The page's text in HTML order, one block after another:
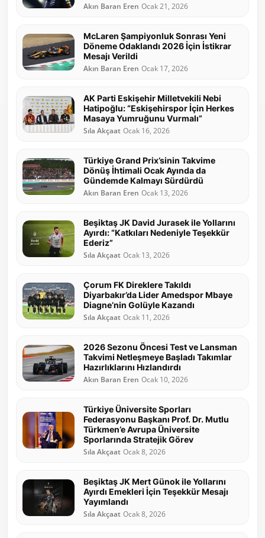
Akın Baran Eren Ocak 21, 2026
McLaren Şampiyonluk Sonrası Yeni
Döneme Odaklandı 2026 İçin İstikrar
Mesajı Verildi
Akın Baran Eren Ocak 17, 2026
AK Parti Eskişehir Milletvekili Nebi
Hatipoğlu: “Eskişehirspor İçin Herkes
Masaya Yumruğunu Vurmalı”
Sıla Akçaat Ocak 16, 2026
Türkiye Grand Prix’sinin Takvime
Dönüş İhtimali Ocak Ayında da
Gündemde Kalmayı Sürdürdü
Akın Baran Eren Ocak 13, 2026
Beşiktaş JK David Jurasek ile Yollarını
Ayırdı: “Katkıları Nedeniyle Teşekkür
Ederiz”
Sıla Akçaat Ocak 13, 2026
Çorum FK Direklere Takıldı
Diyarbakır’da Lider Amedspor Mbaye
Diagne’nin Golüyle Kazandı
Sıla Akçaat Ocak 11, 2026
2026 Sezonu Öncesi Test ve Lansman
Takvimi Netleşmeye Başladı Takımlar
Hazırlıklarını Hızlandırdı
Akın Baran Eren Ocak 10, 2026
Türkiye Üniversite Sporları
Federasyonu Başkanı Prof. Dr. Mutlu
Türkmen’e Avrupa Üniversite
Sporlarında Stratejik Görev
Sıla Akçaat Ocak 8, 2026
Beşiktaş JK Mert Günok ile Yollarını
Ayırdı Emekleri İçin Teşekkür Mesajı
Yayımlandı
Sıla Akçaat Ocak 8, 2026